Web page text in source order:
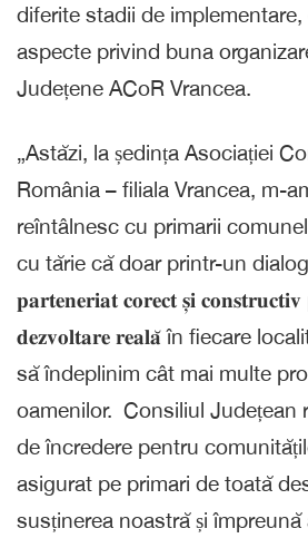
diferite stadii de implementare,
aspecte privind buna
Județene ACoR Vrancea.
„Astăzi, la ședința Asociației
România – filiala Vrancea, m-
reîntâlnesc cu primarii
cu tărie că doar printr-un
𝐩𝐚𝐫𝐭𝐞𝐧𝐞𝐫𝐢𝐚𝐭 𝐜𝐨𝐫𝐞𝐜𝐭 𝐬̦𝐢
𝐝𝐞𝐳𝐯𝐨𝐥𝐭𝐚𝐫𝐞 𝐫𝐞𝐚𝐥𝐚̆ în fiecare
să îndeplinim cât mai multe
oamenilor. Consiliul Județean
de încredere pentru
asigurat pe primari de toată
susținerea noastră și